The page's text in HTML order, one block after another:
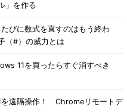
」を作る
びに数式を直すのはもう終わ
（#）の威力とは
11を買ったらすぐ消すべき
を遠隔操作！ Chromeリモートデ